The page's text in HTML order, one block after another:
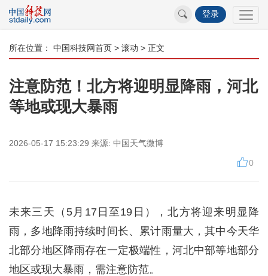
登录
所在位置： 中国科技网首页 > 滚动 > 正文
注意防范！北方将迎明显降雨，河北
等地或现大暴雨
2026-05-17 15:23:29 来源: 中国天气微博
0
未来三天（5月17日至19日），北方将迎来明显降
雨，多地降雨持续时间长、累计雨量大，其中今天华
北部分地区降雨存在一定极端性，河北中部等地部分
地区或现大暴雨，需注意防范。